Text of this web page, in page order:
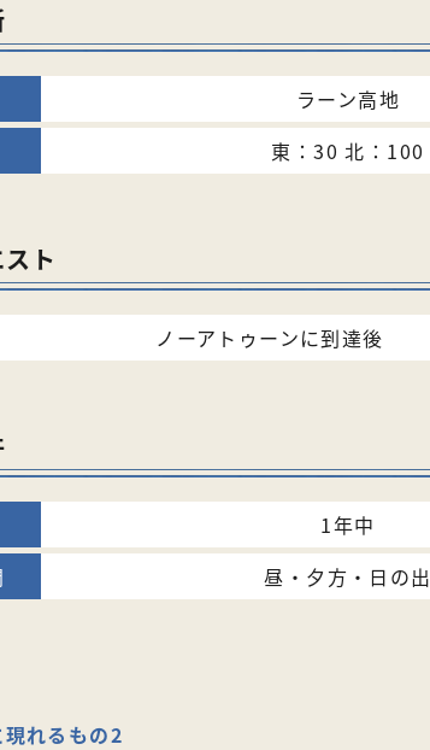
ラーン高地
東：30 北：100
ト
ノーアトゥーンに到達後
1年中
昼・夕方・日の出
れるもの2